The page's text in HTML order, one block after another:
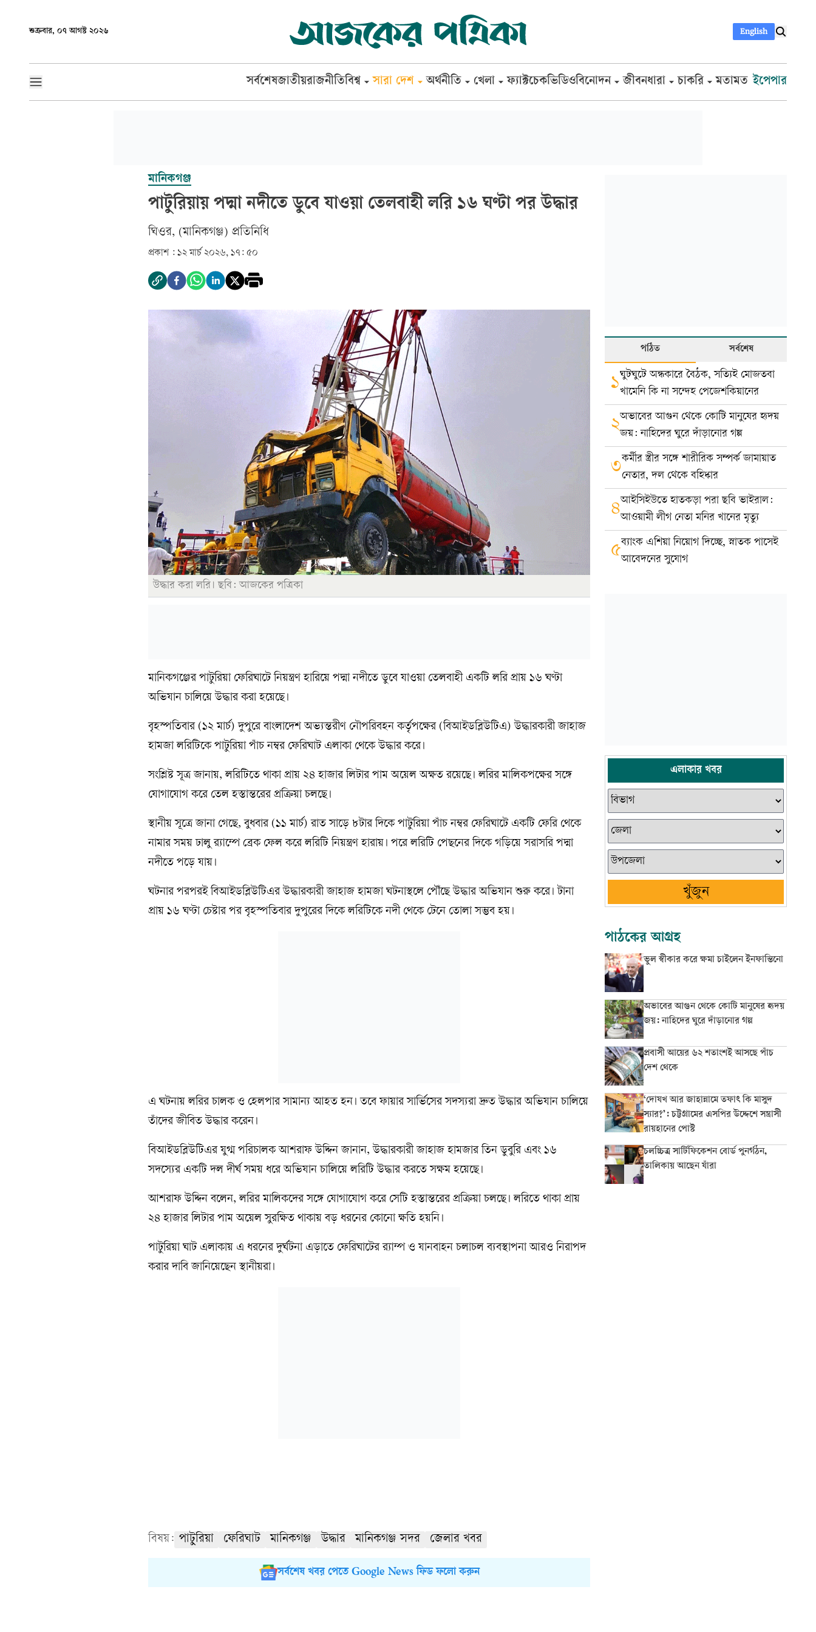
শুক্রবার, ০৭ আগস্ট ২০২৬ English
সর্বশেষজাতীয়রাজনীতিবিশ্ব সারা দেশ অর্থনীতি খেলা ফ্যাক্টচেকভিডিওবিনোদন জীবনধারা চাকরি মতামত ইপেপার
মানিকগঞ্জ
পাটুরিয়ায় পদ্মা নদীতে ডুবে যাওয়া তেলবাহী লরি ১৬ ঘণ্টা পর উদ্ধার
ঘিওর, (মানিকগঞ্জ) প্রতিনিধি
প্রকাশ : ১২ মার্চ ২০২৬, ১৭: ৫০
উদ্ধার করা লরি। ছবি: আজকের পত্রিকা
মানিকগঞ্জের পাটুরিয়া ফেরিঘাটে নিয়ন্ত্রণ হারিয়ে পদ্মা নদীতে ডুবে যাওয়া তেলবাহী একটি লরি প্রায় ১৬ ঘণ্টা
অভিযান চালিয়ে উদ্ধার করা হয়েছে।
বৃহস্পতিবার (১২ মার্চ) দুপুরে বাংলাদেশ অভ্যন্তরীণ নৌপরিবহন কর্তৃপক্ষের (বিআইডব্লিউটিএ) উদ্ধারকারী জাহাজ
হামজা লরিটিকে পাটুরিয়া পাঁচ নম্বর ফেরিঘাট এলাকা থেকে উদ্ধার করে।
সংশ্লিষ্ট সূত্র জানায়, লরিটিতে থাকা প্রায় ২৪ হাজার লিটার পাম অয়েল অক্ষত রয়েছে। লরির মালিকপক্ষের সঙ্গে
যোগাযোগ করে তেল হস্তান্তরের প্রক্রিয়া চলছে।
স্থানীয় সূত্রে জানা গেছে, বুধবার (১১ মার্চ) রাত সাড়ে ৮টার দিকে পাটুরিয়া পাঁচ নম্বর ফেরিঘাটে একটি ফেরি থেকে
নামার সময় ঢালু র‍্যাম্পে ব্রেক ফেল করে লরিটি নিয়ন্ত্রণ হারায়। পরে লরিটি পেছনের দিকে গড়িয়ে সরাসরি পদ্মা
নদীতে পড়ে যায়।
ঘটনার পরপরই বিআইডব্লিউটিএর উদ্ধারকারী জাহাজ হামজা ঘটনাস্থলে পৌঁছে উদ্ধার অভিযান শুরু করে। টানা
প্রায় ১৬ ঘণ্টা চেষ্টার পর বৃহস্পতিবার দুপুরের দিকে লরিটিকে নদী থেকে টেনে তোলা সম্ভব হয়।
এ ঘটনায় লরির চালক ও হেলপার সামান্য আহত হন। তবে ফায়ার সার্ভিসের সদস্যরা দ্রুত উদ্ধার অভিযান চালিয়ে
তাঁদের জীবিত উদ্ধার করেন।
বিআইডব্লিউটিএর যুগ্ম পরিচালক আশরাফ উদ্দিন জানান, উদ্ধারকারী জাহাজ হামজার তিন ডুবুরি এবং ১৬
সদস্যের একটি দল দীর্ঘ সময় ধরে অভিযান চালিয়ে লরিটি উদ্ধার করতে সক্ষম হয়েছে।
আশরাফ উদ্দিন বলেন, লরির মালিকদের সঙ্গে যোগাযোগ করে সেটি হস্তান্তরের প্রক্রিয়া চলছে। লরিতে থাকা প্রায়
২৪ হাজার লিটার পাম অয়েল সুরক্ষিত থাকায় বড় ধরনের কোনো ক্ষতি হয়নি।
পাটুরিয়া ঘাট এলাকায় এ ধরনের দুর্ঘটনা এড়াতে ফেরিঘাটের র‍্যাম্প ও যানবাহন চলাচল ব্যবস্থাপনা আরও নিরাপদ
করার দাবি জানিয়েছেন স্থানীয়রা।
বিষয়: পাটুরিয়া ফেরিঘাট মানিকগঞ্জ উদ্ধার মানিকগঞ্জ সদর জেলার খবর
সর্বশেষ খবর পেতে Google News ফিড ফলো করুন
পঠিত সর্বশেষ
১ঘুটঘুটে অন্ধকারে বৈঠক, সত্যিই মোজতবা
খামেনি কি না সন্দেহ পেজেশকিয়ানের
২অভাবের আগুন থেকে কোটি মানুষের হৃদয়
জয়: নাহিদের ঘুরে দাঁড়ানোর গল্প
৩কর্মীর স্ত্রীর সঙ্গে শারীরিক সম্পর্ক জামায়াত
নেতার, দল থেকে বহিষ্কার
৪আইসিইউতে হাতকড়া পরা ছবি ভাইরাল:
আওয়ামী লীগ নেতা মনির খানের মৃত্যু
৫ব্যাংক এশিয়া নিয়োগ দিচ্ছে, স্নাতক পাসেই
আবেদনের সুযোগ
এলাকার খবর
খুঁজুন
পাঠকের আগ্রহ
ভুল স্বীকার করে ক্ষমা চাইলেন ইনফান্তিনো
অভাবের আগুন থেকে কোটি মানুষের হৃদয়
জয়: নাহিদের ঘুরে দাঁড়ানোর গল্প
প্রবাসী আয়ের ৬২ শতাংশই আসছে পাঁচ
দেশ থেকে
‘দোযখ আর জাহান্নামে তফাৎ কি মাসুদ
স্যার?’: চট্টগ্রামের এসপির উদ্দেশে সন্ত্রাসী
রায়হানের পোস্ট
চলচ্চিত্র সার্টিফিকেশন বোর্ড পুনর্গঠন,
তালিকায় আছেন যাঁরা